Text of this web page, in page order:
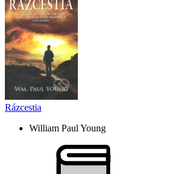
Rázcestia
William Paul Young